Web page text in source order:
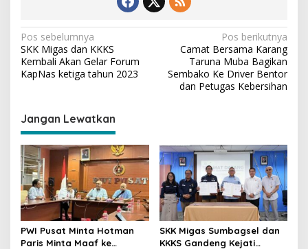
N
a
v
g
a
s
i
p
o
s
Pos sebelumnya
SKK Migas dan KKKS
Kembali Akan Gelar Forum
KapNas ketiga tahun 2023
Pos berikutnya
Camat Bersama Karang
Taruna Muba Bagikan
Sembako Ke Driver Bentor
dan Petugas Kebersihan
Jangan Lewatkan
PWI Pusat Minta Hotman
Paris Minta Maaf ke
SKK Migas Sumbagsel dan
KKKS Gandeng Kejati